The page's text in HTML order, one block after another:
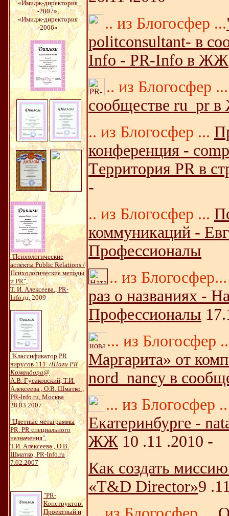
«Имидж-директория
-2007»,
«Имидж-директория
-2006»
"Психологические
аспекты Public Relations /
Психологические методы
и PR",
Т. И. Алексеева., PR-
Info.ru, 2009
"Классификатор PR
вирусов 111./Шаги PR
Командора@
А.В. Гусаковский, Т.И.
Алексеева , О.В. Шматко ,
PR-Info.ru, Москва
28.03.2007
"Цветные метаграммы
PR. PR специального
назначения",
Т.И. Алексеева , О.В.
Шматко, PR-Info.ru
7.02.2007
"PR-
Конструктор.
Проектный и
.. из Блогосфер ...
politconsultant- в
Info - PR-Info в ЖЖ
.. из Блогосфер ...
сообществе ru_pr
.. из Блогосфер ...
конференция -
Tерритория PR в
-
.. из Блогосфер ...
коммуникаций -
Профессионалы
.. из Блогосфер...
раз о названиях -
Профессионалы
... из Блогосфер
Маргарита» от
nord_nancy в
... из Блогосфер ..
Екатеринбурге -
ЖЖ 10 .11 .2010 -
Как создать
«T&D Director»9